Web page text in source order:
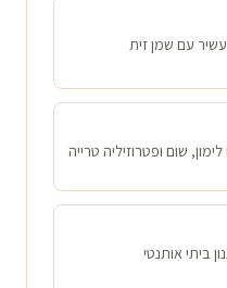
עשיר עם שמן זית
שום ופטרוזיליה טרייה
ביתי אותנטי